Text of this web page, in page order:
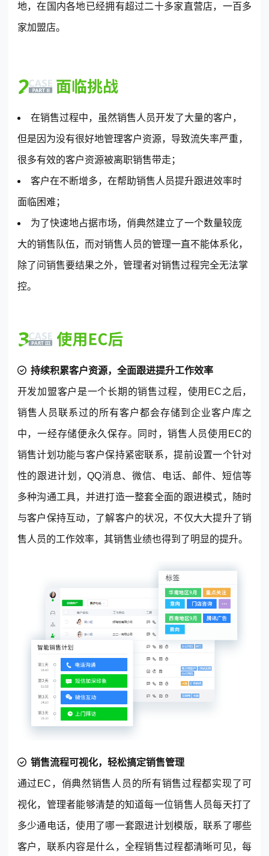
地，在国内各地已经拥有超过二十多家直营店，一百多
家加盟店。
在销售过程中，虽然销售人员开发了大量的客户，
但是因为没有很好地管理客户资源，导致流失率严重，
很多有效的客户资源被离职销售带走；
客户在不断增多，在帮助销售人员提升跟进效率时
面临困难；
为了快速地占据市场，俏典然建立了一个数量较庞
大的销售队伍，而对销售人员的管理一直不能体系化，
除了问销售要结果之外，管理者对销售过程完全无法掌
控。
持续积累客户资源， 全面跟进提升工作效率
开发加盟客户是一个长期的销售过程，使用EC之后，
销售人员联系过的所有客户都会存储到企业客户库之
中，一经存储便永久保存。同时，销售人员使用EC的
销售计划功能与客户保持紧密联系，提前设置一个针对
性的跟进计划，QQ消息、微信、电话、邮件、短信等
多种沟通工具，并进打造一整套全面的跟进模式，随时
与客户保持互动，了解客户的状况，不仅大大提升了销
售人员的工作效率，其销售业绩也得到了明显的提升。
销售流程可视化，轻松搞定销售管理
通过EC，俏典然销售人员的所有销售过程都实现了可
视化，管理者能够清楚的知道每一位销售人员每天打了
多少通电话，使用了哪一套跟进计划模版，联系了哪些
客户，联系内容是什么，全程销售过程都清晰可见，每